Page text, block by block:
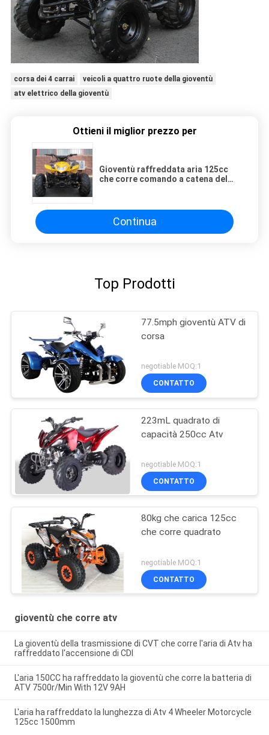
corsa dei 4 carrai
veicoli a quattro ruote della gioventù
atv elettrico della gioventù
Ottieni il miglior prezzo per
Gioventù raffreddata aria 125cc
che corre comando a catena del
Continua
Top Prodotti
77.5mph gioventù ATV di
corsa
negotiable MOQ:1
CONTATTO
223mL quadrato di
capacità 250cc Atv
negotiable MOQ:1
CONTATTO
80kg che carica 125cc
che corre quadrato
negotiable MOQ:1
CONTATTO
gioventù che corre atv
La gioventù della trasmissione di CVT che corre l'aria di Atv ha
raffreddato l'accensione di CDI
L'aria 150CC ha raffreddato la gioventù che corre la batteria di
ATV 7500r/Min With 12V 9AH
L'aria ha raffreddato la lunghezza di Atv 4 Wheeler Motorcycle
125cc 1500mm